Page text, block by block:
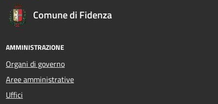
Comune di Fidenza
AMMINISTRAZIONE
Organi di governo
Aree amministrative
Uffici